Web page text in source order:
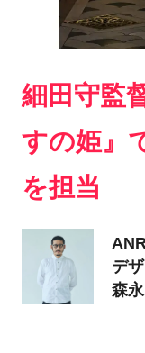
細田守監
すの姫』
を担当
デ
森